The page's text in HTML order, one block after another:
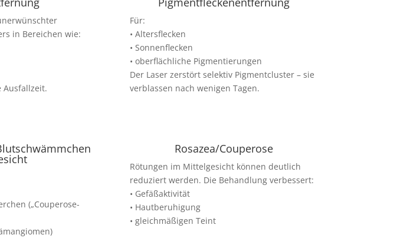
in Bereichen wie:
Ausfallzeit.
Für:
• Altersflecken
• Sonnenflecken
• oberflächliche Pigmentierungen
Der Laser zerstört selektiv Pigmentcluster – sie
verblassen nach wenigen Tagen.
(„Couperose-
Rosazea/Couperose
Rötungen im Mittelgesicht können deutlich
reduziert werden. Die Behandlung verbessert:
• Gefäßaktivität
• Hautberuhigung
• gleichmäßigen Teint